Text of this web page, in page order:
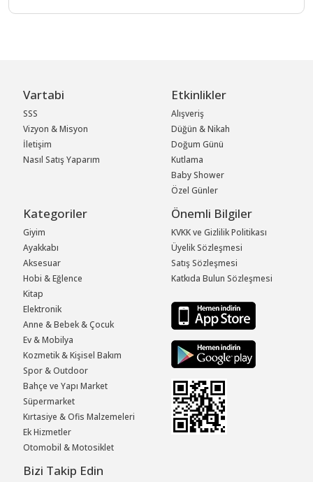
Vartabi
SSS
Vizyon & Misyon
İletişim
Nasıl Satış Yaparım
Etkinlikler
Alışveriş
Düğün & Nikah
Doğum Günü
Kutlama
Baby Shower
Özel Günler
Kategoriler
Giyim
Ayakkabı
Aksesuar
Hobi & Eğlence
Kitap
Elektronik
Anne & Bebek & Çocuk
Ev & Mobilya
Kozmetik & Kişisel Bakım
Spor & Outdoor
Bahçe ve Yapı Market
Süpermarket
Kırtasiye & Ofis Malzemeleri
Ek Hizmetler
Otomobil & Motosiklet
Önemli Bilgiler
KVKK ve Gizlilik Politikası
Üyelik Sözleşmesi
Satış Sözleşmesi
Katkıda Bulun Sözleşmesi
Bizi Takip Edin